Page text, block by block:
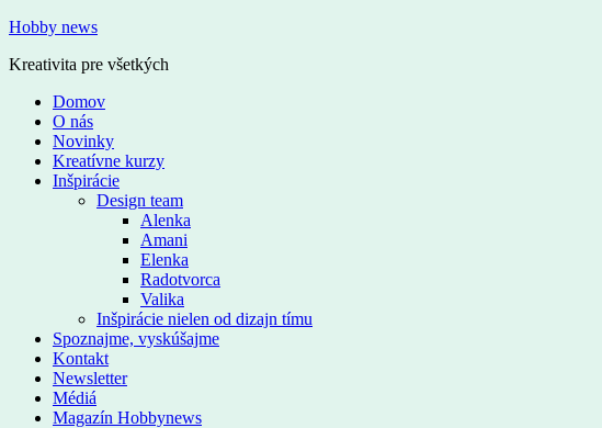
Hobby news
Kreativita pre všetkých
Domov
O nás
Novinky
Kreatívne kurzy
Inšpirácie
Design team
Alenka
Amani
Elenka
Radotvorca
Valika
Inšpirácie nielen od dizajn tímu
Spoznajme, vyskúšajme
Kontakt
Newsletter
Médiá
Magazín Hobbynews